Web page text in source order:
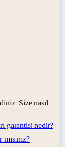
Size nasıl
garantisi nedir?